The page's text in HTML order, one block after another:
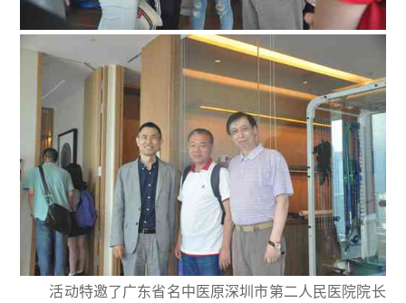
活动特邀了广东省名中医原深圳市第二人民医院院长